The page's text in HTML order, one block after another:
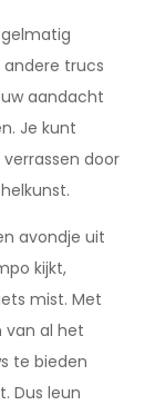
trucs
aandacht
Je kunt
door
avondje uit
kijkt,
mist. Met
van al het
te bieden
Dus leun